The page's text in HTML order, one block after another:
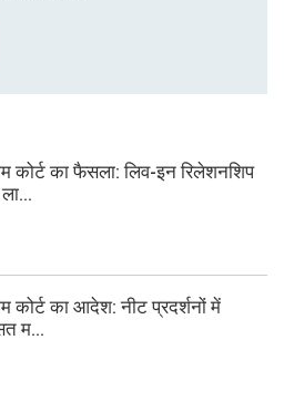
कोर्ट का फैसला: लिव-इन रिलेशनशिप
कोर्ट का आदेश: नीट प्रदर्शनों में
म...